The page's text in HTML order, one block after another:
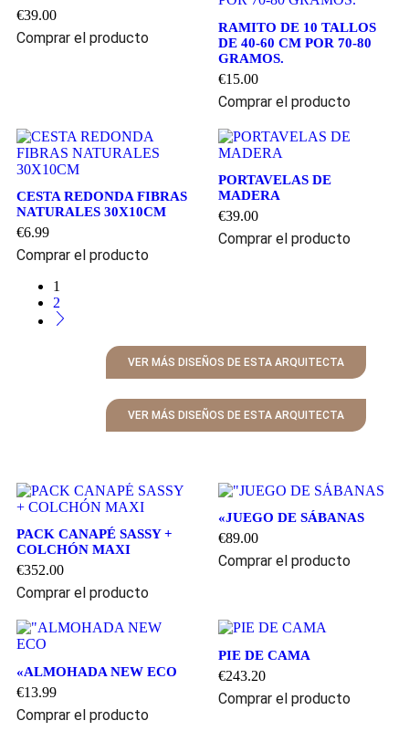
€39.00
Comprar el producto
RAMITO DE 10 TALLOS
DE 40-60 CM POR 70-80
GRAMOS.
€15.00
Comprar el producto
CESTA REDONDA FIBRAS
NATURALES 30X10CM
€6.99
Comprar el producto
PORTAVELAS DE
MADERA
€39.00
Comprar el producto
1
2
VER MÁS DISEÑOS DE ESTA ARQUITECTA
VER MÁS DISEÑOS DE ESTA ARQUITECTA
PACK CANAPÉ SASSY +
COLCHÓN MAXI
€352.00
Comprar el producto
«JUEGO DE SÁBANAS
€89.00
Comprar el producto
«ALMOHADA NEW ECO
€13.99
Comprar el producto
PIE DE CAMA
€243.20
Comprar el producto